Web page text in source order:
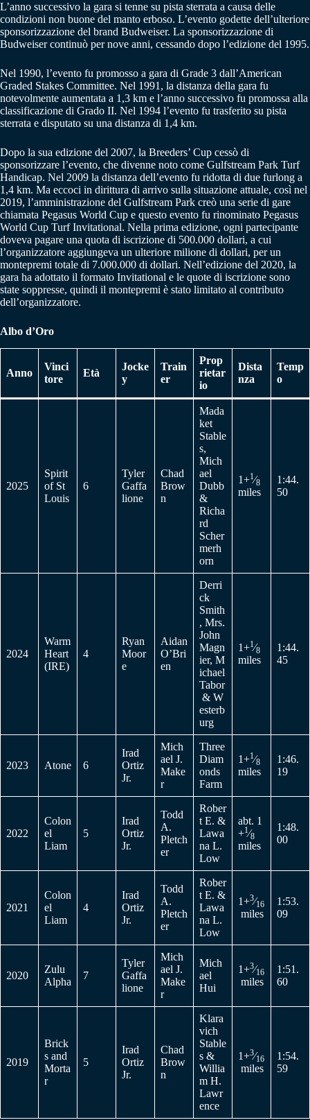
L’anno successivo la gara si tenne su pista sterrata a causa delle
condizioni non buone del manto erboso. L’evento godette dell’ulteriore
sponsorizzazione del brand Budweiser. La sponsorizzazione di
Budweiser continuò per nove anni, cessando dopo l’edizione del 1995.
Nel 1990, l’evento fu promosso a gara di Grade 3 dall’American
Graded Stakes Committee. Nel 1991, la distanza della gara fu
notevolmente aumentata a 1,3 km e l’anno successivo fu promossa alla
classificazione di Grado II. Nel 1994 l’evento fu trasferito su pista
sterrata e disputato su una distanza di 1,4 km.
Dopo la sua edizione del 2007, la Breeders’ Cup cessò di
sponsorizzare l’evento, che divenne noto come Gulfstream Park Turf
Handicap. Nel 2009 la distanza dell’evento fu ridotta di due furlong a
1,4 km. Ma eccoci in dirittura di arrivo sulla situazione attuale, così nel
2019, l’amministrazione del Gulfstream Park creò una serie di gare
chiamata Pegasus World Cup e questo evento fu rinominato Pegasus
World Cup Turf Invitational. Nella prima edizione, ogni partecipante
doveva pagare una quota di iscrizione di 500.000 dollari, a cui
l’organizzatore aggiungeva un ulteriore milione di dollari, per un
montepremi totale di 7.000.000 di dollari. Nell’edizione del 2020, la
gara ha adottato il formato Invitational e le quote di iscrizione sono
state soppresse, quindi il montepremi è stato limitato al contributo
dell’organizzatore.
Albo d’Oro
Anno
Vinci
tore
Età
Jocke
y
Train
er
Prop
rietar
io
Dista
nza
Temp
o
2025
Spirit
of St
Louis
6
Tyler
Gaffa
lione
Chad
Brow
n
Mada
ket
Stable
s,
Mich
ael
Dubb
&
Richa
rd
Scher
merh
orn
1+1⁄8
miles
1:44.
50
2024
Warm
Heart
(IRE)
4
Ryan
Moor
e
Aidan
O’Bri
en
Derri
ck
Smith
, Mrs.
John
Magn
ier, M
ichael
Tabor
& W
esterb
urg
1+1⁄8
miles
1:44.
45
2023 Atone 6
Irad
Ortiz
Jr.
Mich
ael J.
Make
r
Three
Diam
onds
Farm
1+1⁄8
miles
1:46.
19
2022
Colon
el
Liam
5
Irad
Ortiz
Jr.
Todd
A.
Pletch
er
Rober
t E. &
Lawa
na L.
Low
abt. 1
+1⁄8
miles
1:48.
00
2021
Colon
el
Liam
4
Irad
Ortiz
Jr.
Todd
A.
Pletch
er
Rober
t E. &
Lawa
na L.
Low
1+3⁄16
miles
1:53.
09
2020
Zulu
Alpha
7
Tyler
Gaffa
lione
Mich
ael J.
Make
r
Mich
ael
Hui
1+3⁄16
miles
1:51.
60
2019
Brick
s and
Morta
r
5
Irad
Ortiz
Jr.
Chad
Brow
n
Klara
vich
Stable
s &
Willia
m H.
Lawr
ence
1+3⁄16
miles
1:54.
59